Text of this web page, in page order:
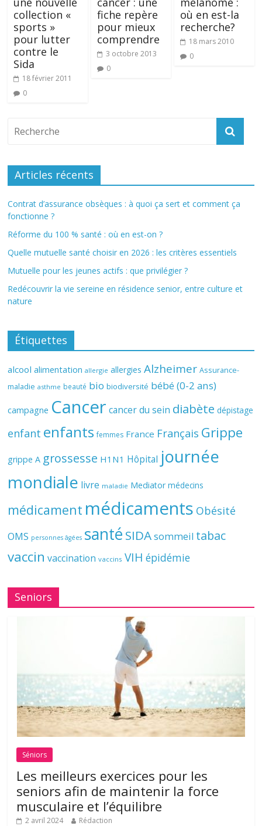
collection «
sports »
pour lutter
contre le
Sida
18 février 2011
0
fiche repère
pour mieux
comprendre
3 octobre 2013
0
où en est-la
recherche?
18 mars 2010
0
Articles récents
Contrat d’assurance obsèques : à quoi ça sert et comment ça
fonctionne ?
Réforme du 100 % santé : où en est-on ?
Quelle mutuelle santé choisir en 2026 : les critères essentiels
Mutuelle pour les jeunes actifs : que privilégier ?
Redécouvrir la vie sereine en résidence senior, entre culture et
nature
Étiquettes
alcool alimentation allergie allergies Alzheimer Assurance-
maladie asthme beauté bio biodiversité bébé (0-2 ans)
campagne Cancer cancer du sein diabète dépistage
enfant enfants femmes France Français Grippe
grippe A grossesse H1N1 Hôpital journée
mondiale livre maladie Mediator médecins
médicament médicaments Obésité
OMS personnes âgées santé SIDAsommeil tabac
vaccin vaccination vaccins VIH épidémie
Seniors
Séniors
Les meilleurs exercices pour les
seniors afin de maintenir la force
musculaire et l’équilibre
2 avril 2024 Rédaction